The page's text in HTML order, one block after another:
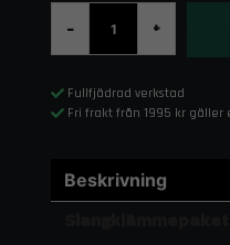
- +
Fullfjädrad verkstad
Fri frakt från 1995 kr gäller
Beskrivning